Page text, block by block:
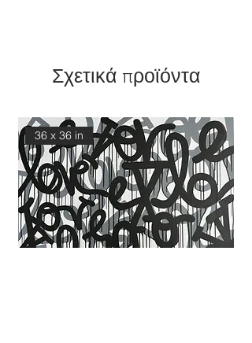
Σχετικά προϊόντα
36 x 36 in